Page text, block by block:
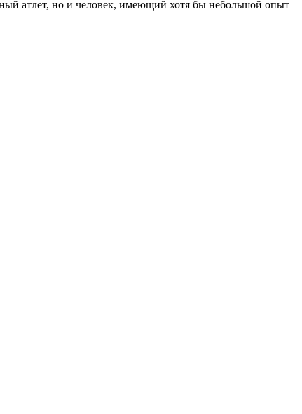
атлет, но и человек, имеющий хотя бы небольшой опыт